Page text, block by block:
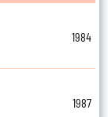
1984
1987